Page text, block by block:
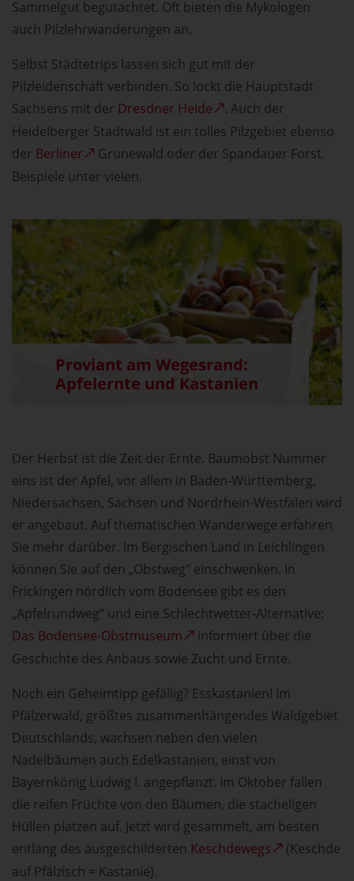
Sammelgut begutachtet. Oft bieten die Mykologen
auch Pilzlehrwanderungen an.
Selbst Städtetrips lassen sich gut mit der
Pilzleidenschaft verbinden. So lockt die Hauptstadt
Sachsens mit der Dresdner Heide
. Auch der
Heidelberger Stadtwald ist ein tolles Pilzgebiet ebenso
der Berliner
Grunewald oder der Spandauer Forst.
Beispiele unter vielen.
Proviant am Wegesrand:
Apfelernte und Kastanien
Der Herbst ist die Zeit der Ernte. Baumobst Nummer
eins ist der Apfel, vor allem in Baden-Württemberg,
Niedersachsen, Sachsen und Nordrhein-Westfalen wird
er angebaut. Auf thematischen Wanderwege erfahren
Sie mehr darüber. Im Bergischen Land in Leichlingen
können Sie auf den „Obstweg" einschwenken. In
Frickingen nördlich vom Bodensee gibt es den
„Apfelrundweg“ und eine Schlechtwetter-Alternative:
Das Bodensee-Obstmuseum
informiert über die
Geschichte des Anbaus sowie Zucht und Ernte.
Noch ein Geheimtipp gefällig? Esskastanien! Im
Pfälzerwald, größtes zusammenhängendes Waldgebiet
Deutschlands, wachsen neben den vielen
Nadelbäumen auch Edelkastanien, einst von
Bayernkönig Ludwig I. angepflanzt. Im Oktober fallen
die reifen Früchte von den Bäumen, die stacheligen
Hüllen platzen auf. Jetzt wird gesammelt, am besten
entlang des ausgeschilderten Keschdewegs
(Keschde
auf Pfälzisch = Kastanie).